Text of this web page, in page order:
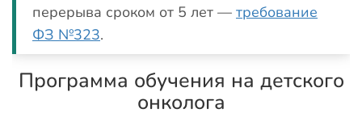
перерыва сроком от 5 лет — требование
ФЗ №323.
Программа обучения на детского
онколога